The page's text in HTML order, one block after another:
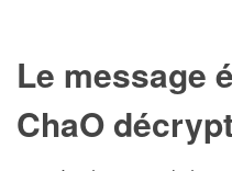
Le message
ChaO